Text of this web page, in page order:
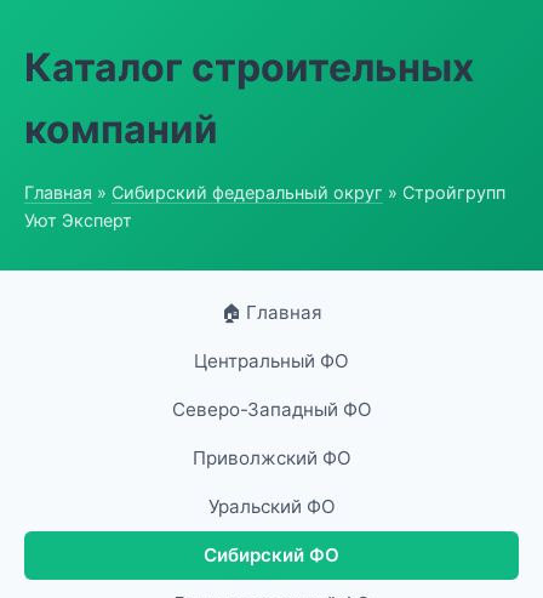
Каталог строительных
компаний
Главная » Сибирский федеральный округ » Стройгрупп
Уют Эксперт
🏠 Главная
Центральный ФО
Северо-Западный ФО
Приволжский ФО
Уральский ФО
Сибирский ФО